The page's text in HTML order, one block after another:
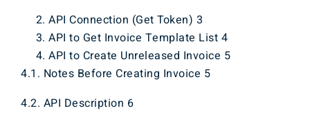
API Connection (Get Token) 3
API to Get Invoice Template List 4
API to Create Unreleased Invoice 5
4.1. Notes Before Creating Invoice 5
4.2. API Description 6